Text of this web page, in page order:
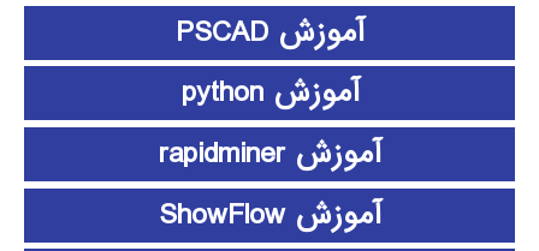
آموزش PSCAD
آموزش python
آموزش rapidminer
آموزش ShowFlow